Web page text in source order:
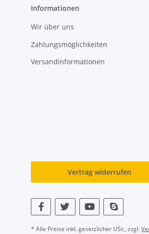
Informationen
Wir über uns
Zahlungsmöglichkeiten
Versandinformationen
Vertrag widerrufen
* Alle Preise inkl. gesetzlicher USt., zzgl.